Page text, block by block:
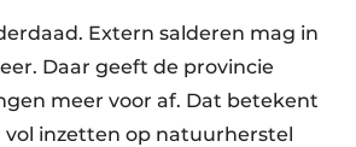
Extern salderen mag in
Daar geeft de provincie
meer voor af. Dat betekent
vol inzetten op natuurherstel